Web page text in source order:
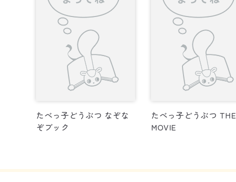
たべっ子どうぶつ なぞな
ぞブック
たべっ子どうぶつ THE
MOVIE